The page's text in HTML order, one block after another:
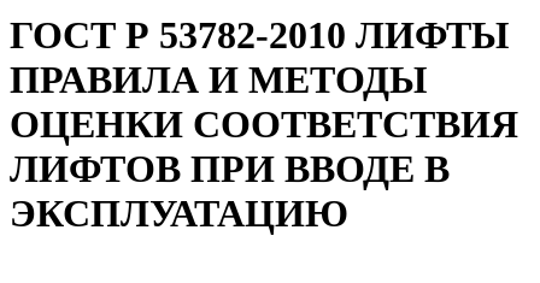
ГОСТ Р 53782-2010 ЛИФТЫ
ПРАВИЛА И МЕТОДЫ
ОЦЕНКИ СООТВЕТСТВИЯ
ЛИФТОВ ПРИ ВВОДЕ В
ЭКСПЛУАТАЦИЮ